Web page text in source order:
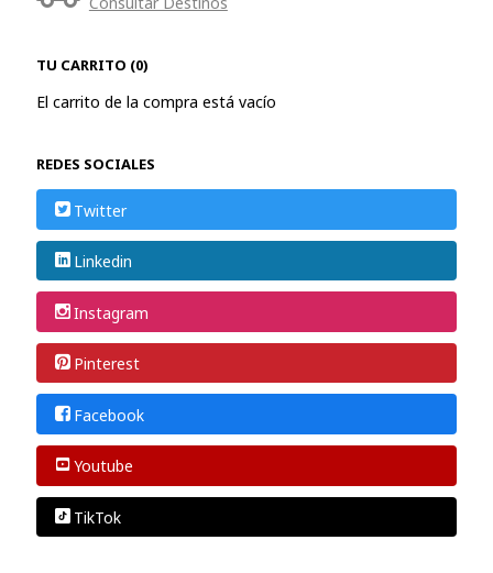
TU CARRITO (0)
El carrito de la compra está vacío
REDES SOCIALES
Twitter
Linkedin
Instagram
Pinterest
Facebook
Youtube
TikTok